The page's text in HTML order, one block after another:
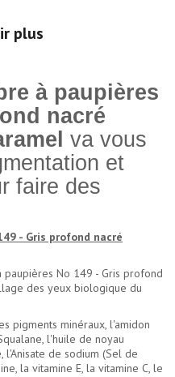
plus
à paupières
nacré
va vous
et
faire des
- Gris profond nacré
paupières No 149 - Gris profond
des yeux biologique du
pigments minéraux, l'amidon
l'huile de noyau
l'Anisate de sodium (Sel de
la vitamine E, la vitamine C, le